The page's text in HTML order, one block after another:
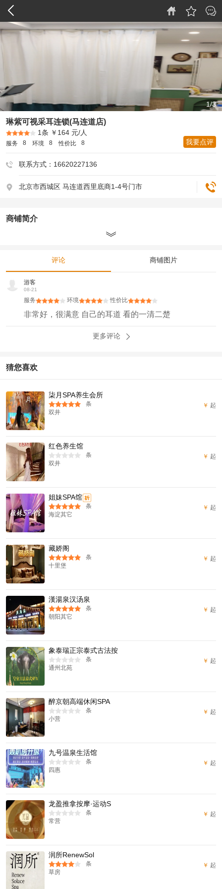
1/3
琳紫可视采耳连锁(马连道店)
1条 ￥164 元/人
8
服务 8
环境 8
性价比 我要点评
联系方式：16620227136
北京市西城区 ​马连道西里底商1-4号门市
商铺简介
评论 商铺图片
游客
08-21
服务 环境 性价比
非常好，很满意 自己的耳道 看的一清二楚
更多评论
猜您喜欢
柒月SPA养生会所
条
双井
￥ 起
红色养生馆
条
双井
￥ 起
姐妹SPA馆折
条
海淀其它
￥ 起
藏娇阁
条
十里堡
￥ 起
漢湯泉汉汤泉
条
朝阳其它
￥ 起
象泰瑞正宗泰式古法按
条
通州北苑
￥ 起
醉京朝高端休闲SPA
条
小营
￥ 起
九号温泉生活馆
条
四惠
￥ 起
龙盈推拿按摩·运动S
条
常营
￥ 起
润所RenewSol
条
草房
￥ 起